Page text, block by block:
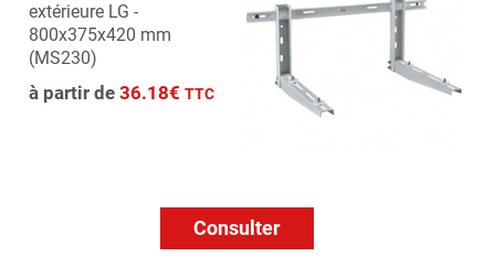
extérieure LG -
800x375x420 mm
(MS230)
à partir de 36.18€ TTC
Consulter